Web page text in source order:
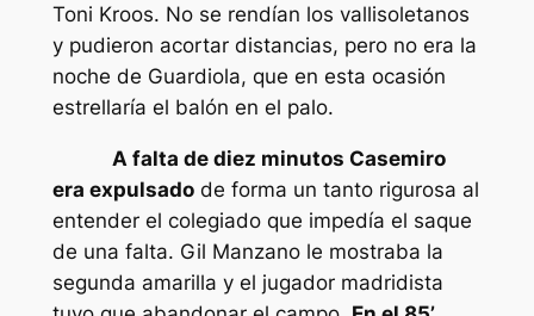
Toni Kroos. No se rendían los vallisoletanos
y pudieron acortar distancias, pero no era la
noche de Guardiola, que en esta ocasión
estrellaría el balón en el palo.
A falta de diez minutos Casemiro
era expulsadode forma un tanto rigurosa al
entender el colegiado que impedía el saque
de una falta. Gil Manzano le mostraba la
segunda amarilla y el jugador madridista